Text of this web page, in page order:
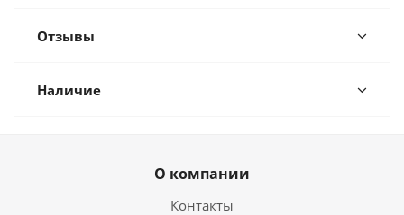
Отзывы
Наличие
О компании
Контакты